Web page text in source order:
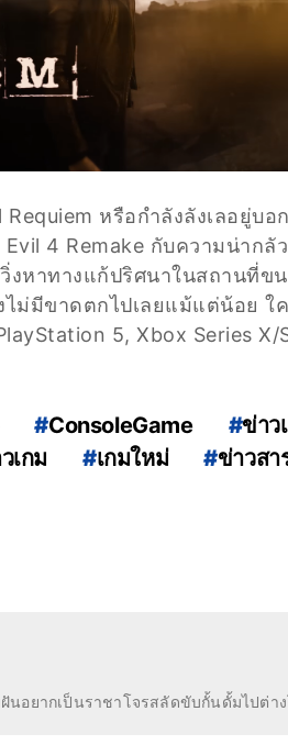
หรือกำลังลังเลอยู่บอ
4 Remake กับความน่ากลั
งหาทางแก้ปริศนาในสถานที่ข
ไม่มีขาดตกไปเลยแม้แต่น้อย ใ
5, Xbox Series
#ConsoleGame #ข่าว
เกม #เกมใหม่ #ข่าวสา
อยากเป็นราชาโจรสลัดขับกั้นดั้มไปต่า